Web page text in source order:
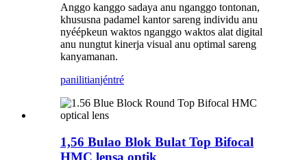
Anggo kanggo sadaya anu nganggo tontonan,
khususna padamel kantor sareng individu anu
nyéépkeun waktos nganggo waktos alat digital
anu nungtut kinerja visual anu optimal sareng
kanyamanan.
panilitianjéntré
1,56 Bulao Blok Bulat Top Bifocal
HMC lensa optik